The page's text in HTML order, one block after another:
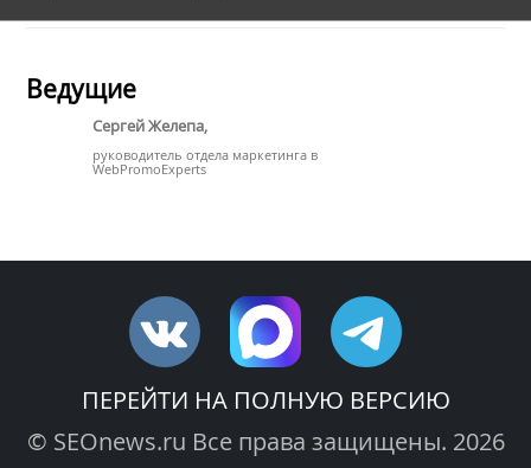
Ведущие
Сергей Желепа,
руководитель отдела маркетинга в
WebPromoExperts
ПЕРЕЙТИ НА ПОЛНУЮ ВЕРСИЮ
© SEOnews.ru Все права защищены. 2026